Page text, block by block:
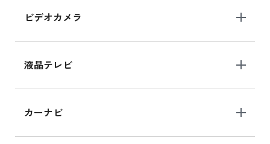
ビデオカメラ
液晶テレビ
カーナビ
iPhone 15 128GB シリーズ
iPhone 15 128GB の新品買取価格